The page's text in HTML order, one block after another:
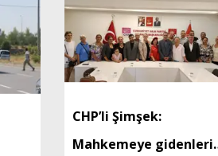
CHP’li Şimşek:
Mahkemeye